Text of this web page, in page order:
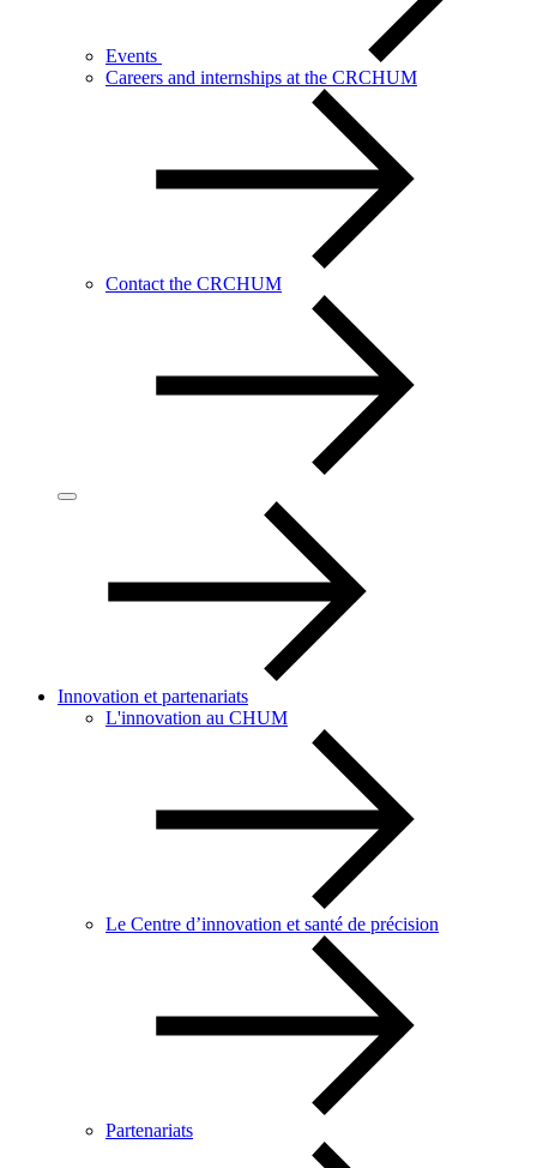
Events
Careers and internships at the CRCHUM
Contact the CRCHUM
Innovation et partenariats
L'innovation au CHUM
Le Centre d’innovation et santé de précision
Partenariats